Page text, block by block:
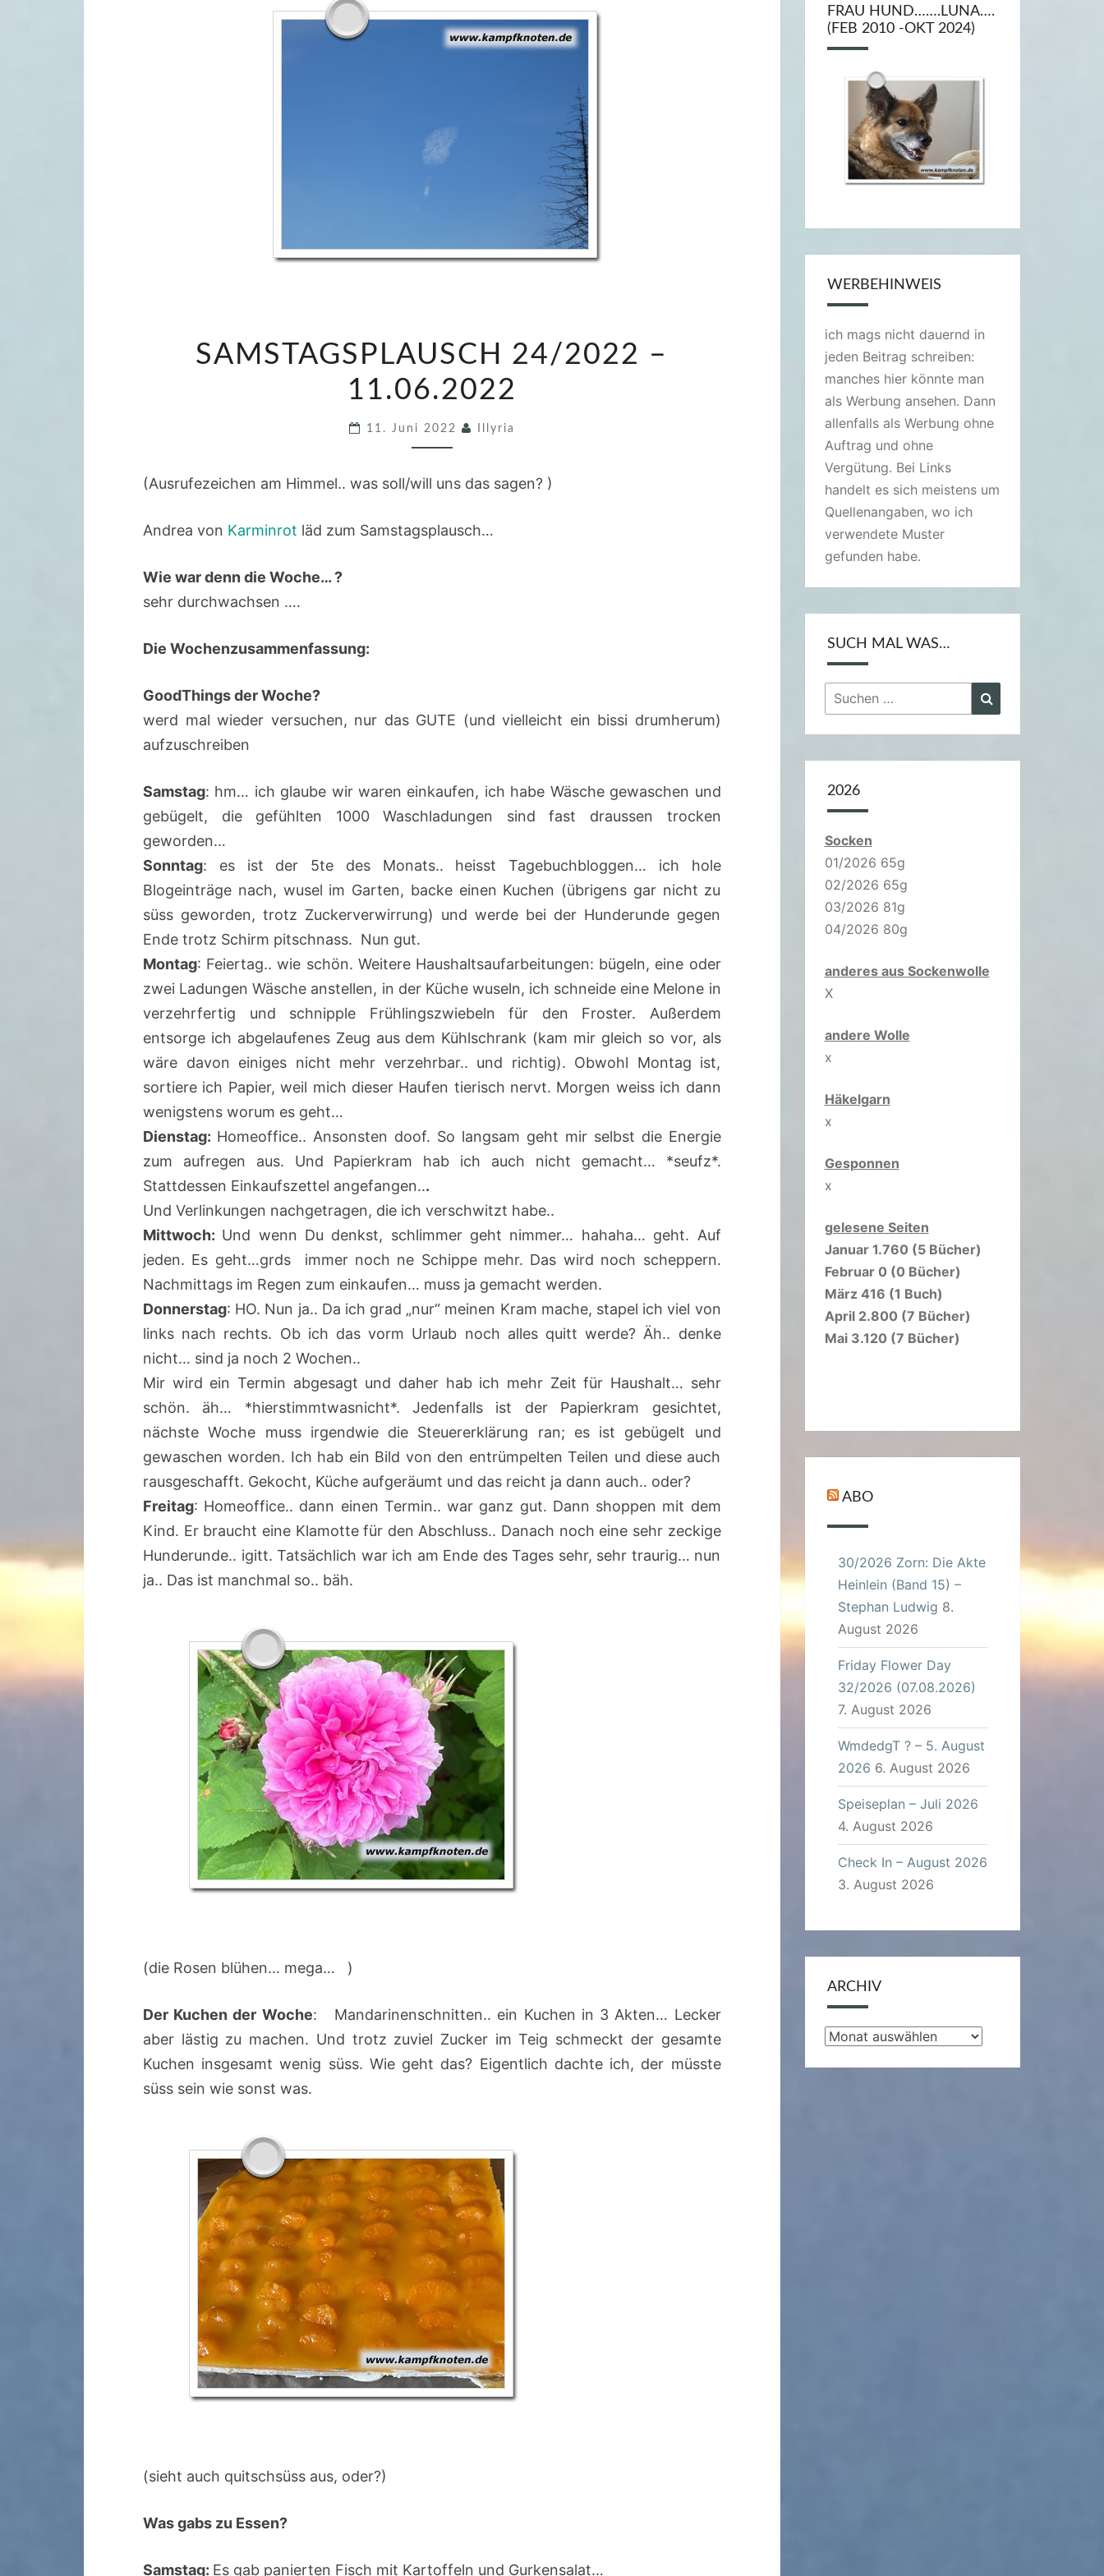
A
M
T
G
P
4
0
2
–
1
0
6
.
2
0
2
SAMSTAGSPLAUSCH 24/2022 –
11.06.2022
11. Juni 2022 Illyria
(Ausrufezeichen am Himmel.. was soll/will uns das sagen? )
Andrea von Karminrot läd zum Samstagsplausch…
Wie war denn die Woche… ?
sehr durchwachsen ….
Die Wochenzusammenfassung:
GoodThings der Woche?
werd mal wieder versuchen, nur das GUTE (und vielleicht ein bissi drumherum)
aufzuschreiben
Samstag: hm… ich glaube wir waren einkaufen, ich habe Wäsche gewaschen und
gebügelt, die gefühlten 1000 Waschladungen sind fast draussen trocken
geworden…
Sonntag: es ist der 5te des Monats.. heisst Tagebuchbloggen… ich hole
Blogeinträge nach, wusel im Garten, backe einen Kuchen (übrigens gar nicht zu
süss geworden, trotz Zuckerverwirrung) und werde bei der Hunderunde gegen
Ende trotz Schirm pitschnass. Nun gut.
Montag: Feiertag.. wie schön. Weitere Haushaltsaufarbeitungen: bügeln, eine oder
zwei Ladungen Wäsche anstellen, in der Küche wuseln, ich schneide eine Melone in
verzehrfertig und schnipple Frühlingszwiebeln für den Froster. Außerdem
entsorge ich abgelaufenes Zeug aus dem Kühlschrank (kam mir gleich so vor, als
wäre davon einiges nicht mehr verzehrbar.. und richtig). Obwohl Montag ist,
sortiere ich Papier, weil mich dieser Haufen tierisch nervt. Morgen weiss ich dann
wenigstens worum es geht…
Dienstag: Homeoffice.. Ansonsten doof. So langsam geht mir selbst die Energie
zum aufregen aus. Und Papierkram hab ich auch nicht gemacht… *seufz*.
Stattdessen Einkaufszettel angefangen...
Und Verlinkungen nachgetragen, die ich verschwitzt habe..
Mittwoch: Und wenn Du denkst, schlimmer geht nimmer… hahaha… geht. Auf
jeden. Es geht…grds immer noch ne Schippe mehr. Das wird noch scheppern.
Nachmittags im Regen zum einkaufen… muss ja gemacht werden.
Donnerstag: HO. Nun ja.. Da ich grad „nur“ meinen Kram mache, stapel ich viel von
links nach rechts. Ob ich das vorm Urlaub noch alles quitt werde? Äh.. denke
nicht… sind ja noch 2 Wochen..
Mir wird ein Termin abgesagt und daher hab ich mehr Zeit für Haushalt… sehr
schön. äh… *hierstimmtwasnicht*. Jedenfalls ist der Papierkram gesichtet,
nächste Woche muss irgendwie die Steuererklärung ran; es ist gebügelt und
gewaschen worden. Ich hab ein Bild von den entrümpelten Teilen und diese auch
rausgeschafft. Gekocht, Küche aufgeräumt und das reicht ja dann auch.. oder?
Freitag: Homeoffice.. dann einen Termin.. war ganz gut. Dann shoppen mit dem
Kind. Er braucht eine Klamotte für den Abschluss.. Danach noch eine sehr zeckige
Hunderunde.. igitt. Tatsächlich war ich am Ende des Tages sehr, sehr traurig… nun
ja.. Das ist manchmal so.. bäh.
(die Rosen blühen… mega… )
Der Kuchen der Woche: Mandarinenschnitten.. ein Kuchen in 3 Akten… Lecker
aber lästig zu machen. Und trotz zuviel Zucker im Teig schmeckt der gesamte
Kuchen insgesamt wenig süss. Wie geht das? Eigentlich dachte ich, der müsste
süss sein wie sonst was.
(sieht auch quitschsüss aus, oder?)
Was gabs zu Essen?
Samstag: Es gab panierten Fisch mit Kartoffeln und Gurkensalat…
FRAU HUND…….LUNA….
(FEB 2010 -OKT 2024)
WERBEHINWEIS
ich mags nicht dauernd in
jeden Beitrag schreiben:
manches hier könnte man
als Werbung ansehen. Dann
allenfalls als Werbung ohne
Auftrag und ohne
Vergütung. Bei Links
handelt es sich meistens um
Quellenangaben, wo ich
verwendete Muster
gefunden habe.
SUCH MAL WAS…
Suchen
nach:
2026
Socken
01/2026 65g
02/2026 65g
03/2026 81g
04/2026 80g
anderes aus Sockenwolle
X
andere Wolle
x
Häkelgarn
x
Gesponnen
x
gelesene Seiten
Januar 1.760 (5 Bücher)
Februar 0 (0 Bücher)
März 416 (1 Buch)
April 2.800 (7 Bücher)
Mai 3.120 (7 Bücher)
ABO
30/2026 Zorn: Die Akte
Heinlein (Band 15) –
Stephan Ludwig 8.
August 2026
Friday Flower Day
32/2026 (07.08.2026)
7. August 2026
WmdedgT ? – 5. August
2026 6. August 2026
Speiseplan – Juli 2026
4. August 2026
Check In – August 2026
3. August 2026
ARCHIV
Archiv